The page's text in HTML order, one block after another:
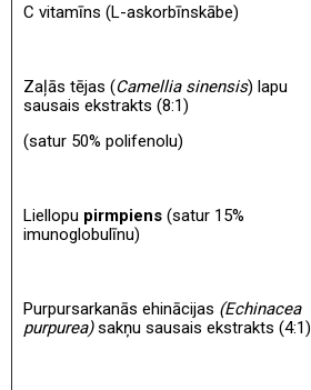
C vitamīns (L-askorbīnskābe)
Zaļās tējas (Camellia sinensis) lapu
sausais ekstrakts (8:1)
(satur 50% polifenolu)
Liellopu pirmpiens (satur 15%
imunoglobulīnu)
Purpursarkanās ehinācijas (Echinacea
purpurea)sakņu sausais ekstrakts (4:1)